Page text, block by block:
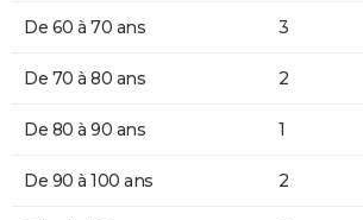
De 60 à 70 ans 3
De 70 à 80 ans 2
De 80 à 90 ans 1
De 90 à 100 ans 2